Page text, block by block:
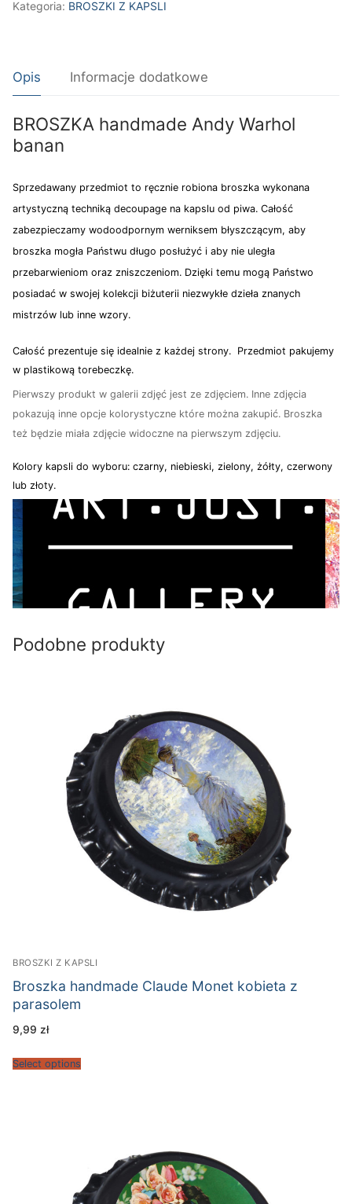
Andy
Kategoria: BROSZKI Z KAPSLI
Opis Informacje dodatkowe
BROSZKA handmade Andy Warhol
banan
Sprzedawany przedmiot to ręcznie robiona broszka wykonana
artystyczną techniką decoupage na kapslu od piwa. Całość
zabezpieczamy wodoodpornym werniksem błyszczącym, aby
broszka mogła Państwu długo posłużyć i aby nie uległa
przebarwieniom oraz zniszczeniom. Dzięki temu mogą Państwo
posiadać w swojej kolekcji biżuterii niezwykłe dzieła znanych
mistrzów lub inne wzory.
Całość prezentuje się idealnie z każdej strony. Przedmiot pakujemy
w plastikową torebeczkę.
Pierwszy produkt w galerii zdjęć jest ze zdjęciem. Inne zdjęcia
pokazują inne opcje kolorystyczne które można zakupić. Broszka
też będzie miała zdjęcie widoczne na pierwszym zdjęciu.
Kolory kapsli do wyboru: czarny, niebieski, zielony, żółty, czerwony
lub złoty.
Podobne produkty
BROSZKI Z KAPSLI
Broszka handmade Claude Monet kobieta z
parasolem
9,99 zł
Select options